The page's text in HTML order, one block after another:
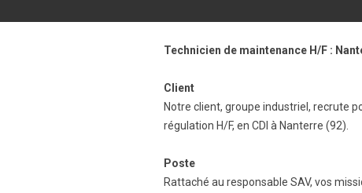
Technicien de maintenance H/F :
Client
Notre client, groupe industriel, recrute
régulation H/F, en CDI à Nanterre (92).
Poste
Rattaché au responsable SAV, vos